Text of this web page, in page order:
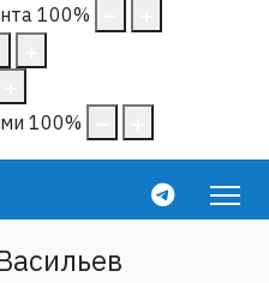
100%
100%